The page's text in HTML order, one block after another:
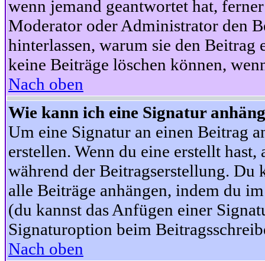
wenn jemand geantwortet hat,
Moderator oder Administrator den
hinterlassen, warum sie den Beitrag
keine Beiträge löschen können,
Nach oben
Wie kann ich eine Signatur
Um eine Signatur an einen Beitrag
erstellen. Wenn du eine erstellt
während der Beitragserstellung. Du
alle Beiträge anhängen, indem du
(du kannst das Anfügen einer
Signaturoption beim
Nach oben